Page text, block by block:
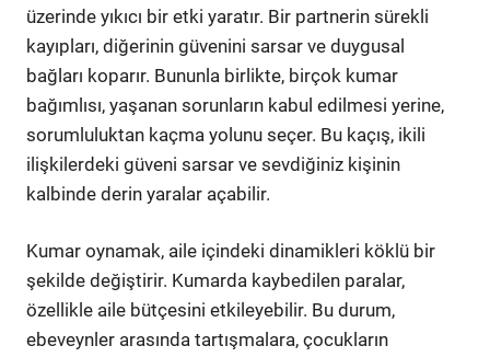
üzerinde yıkıcı bir etki yaratır. Bir partnerin sürekli
kayıpları, diğerinin güvenini sarsar ve duygusal
bağları koparır. Bununla birlikte, birçok kumar
bağımlısı, yaşanan sorunların kabul edilmesi yerine,
sorumluluktan kaçma yolunu seçer. Bu kaçış, ikili
ilişkilerdeki güveni sarsar ve sevdiğiniz kişinin
kalbinde derin yaralar açabilir.
Kumar oynamak, aile içindeki dinamikleri köklü bir
şekilde değiştirir. Kumarda kaybedilen paralar,
özellikle aile bütçesini etkileyebilir. Bu durum,
ebeveynler arasında tartışmalara, çocukların